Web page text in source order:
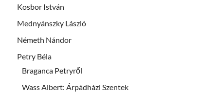
Kosbor István
Mednyánszky László
Németh Nándor
Petry Béla
Braganca Petryről
Wass Albert: Árpádházi Szentek